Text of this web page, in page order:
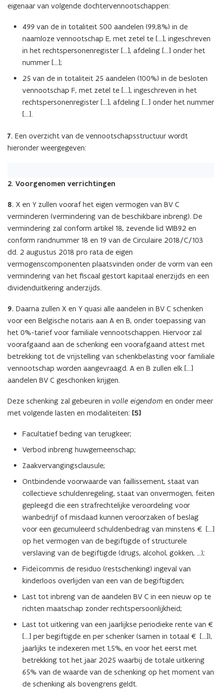
eigenaar van volgende dochtervennootschappen:
499 van de in totaliteit 500 aandelen (99,8%) in de
naamloze vennootschap E, met zetel te […], ingeschreven
in het rechtspersonenregister […], afdeling […] onder het
nummer […];
25 van de in totaliteit 25 aandelen (100%) in de besloten
vennootschap F, met zetel te […], ingeschreven in het
rechtspersonenregister […], afdeling […] onder het nummer
[…].
7. Een overzicht van de vennootschapsstructuur wordt
hieronder weergegeven:
2. Voorgenomen verrichtingen
8. X en Y zullen vooraf het eigen vermogen van BV C
verminderen (vermindering van de beschikbare inbreng). De
vermindering zal conform artikel 18, zevende lid WIB92 en
conform randnummer 18 en 19 van de Circulaire 2018/C/103
dd. 2 augustus 2018 pro rata de eigen
vermogenscomponenten plaatsvinden onder de vorm van een
vermindering van het fiscaal gestort kapitaal enerzijds en een
dividenduitkering anderzijds.
9. Daarna zullen X en Y quasi alle aandelen in BV C schenken
voor een Belgische notaris aan A en B, onder toepassing van
het 0%-tarief voor familiale vennootschappen. Hiervoor zal
voorafgaand aan de schenking een voorafgaand attest met
betrekking tot de vrijstelling van schenkbelasting voor familiale
vennootschap worden aangevraagd. A en B zullen elk [...]
aandelen BV C geschonken krijgen.
Deze schenking zal gebeuren in volle eigendom en onder meer
met volgende lasten en modaliteiten: [5]
Facultatief beding van terugkeer;
Verbod inbreng huwgemeenschap;
Zaakvervangingsclausule;
Ontbindende voorwaarde van faillissement, staat van
collectieve schuldenregeling, staat van onvermogen, feiten
gepleegd die een strafrechtelijke veroordeling voor
wanbedrijf of misdaad kunnen veroorzaken of beslag
voor een gecumuleerd schuldenbedrag van minstens € [...]
op het vermogen van de begiftigde of structurele
verslaving van de begiftigde (drugs, alcohol, gokken, …);
Fideïcommis de residuo (restschenking) ingeval van
kinderloos overlijden van een van de begiftigden;
Last tot inbreng van de aandelen BV C in een nieuw op te
richten maatschap zonder rechtspersoonlijkheid;
Last tot uitkering van een jaarlijkse periodieke rente van €
[...] per begiftigde en per schenker (samen in totaal € [...]),
jaarlijks te indexeren met 1,5%, en voor het eerst met
betrekking tot het jaar 2025 waarbij de totale uitkering
65% van de waarde van de schenking op het moment van
de schenking als bovengrens geldt.